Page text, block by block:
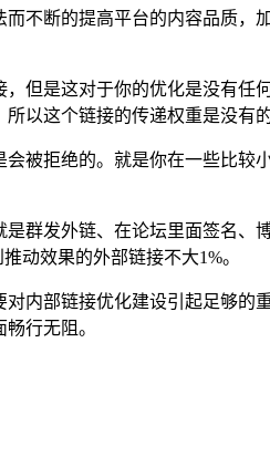
不断的提高平台的内容品质
但是这对于你的优化是没有
以这个链接的传递权重是没有的
被拒绝的。就是你在一些比
群发外链、在论坛里面签名
动效果的外部链接不大1%。
内部链接优化建设引起足够
行无阻。